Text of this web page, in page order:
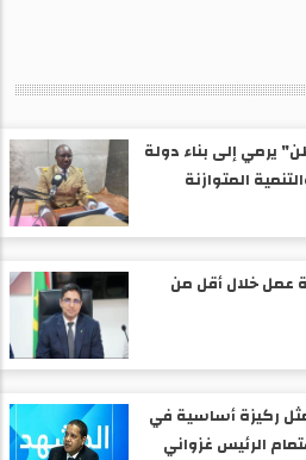
يرمي إلى بناء دولة
المتوازنة
35 ألف فرصة عمل خلال أقل من
ركيزة أساسية في
الرئيس غزواني